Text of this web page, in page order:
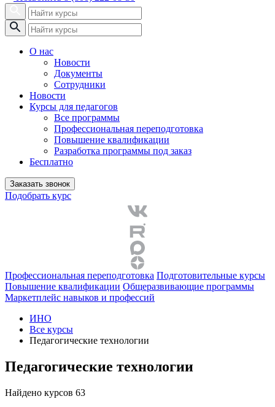
О нас
Новости
Документы
Сотрудники
Новости
Курсы для педагогов
Все программы
Профессиональная переподготовка
Повышение квалификации
Разработка программы под заказ
Бесплатно
Заказать звонок
Подобрать курс
Профессиональная переподготовка Подготовительные курсы
Повышение квалификации Общеразвивающие программы
Маркетплейс навыков и профессий
ИНО
Все курсы
Педагогические технологии
Педагогические технологии
Найдено курсов 63